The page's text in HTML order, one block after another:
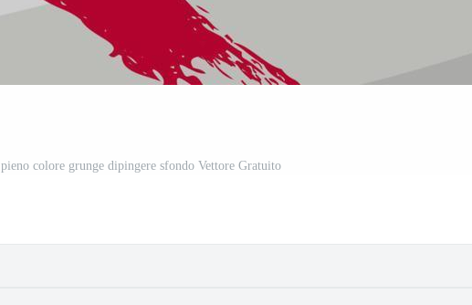
pieno colore grunge dipingere sfondo Vettore Gratuito